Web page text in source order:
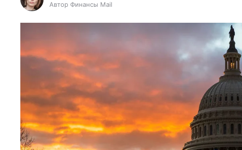
Автор Финансы Mail